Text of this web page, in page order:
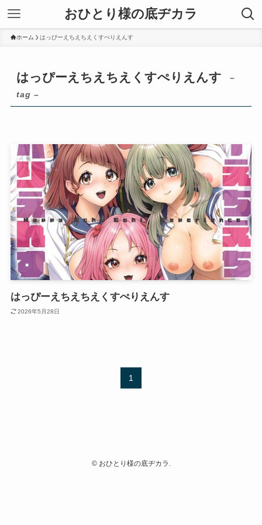
おひとり様の底ヂカラ
ホーム はっぴーえちえちえくすぺりえんす
はっぴーえちえちえくすぺりえんす
–
tag –
はっぴーえちえちえくすぺりえんす
2026年5月28日
1
©おひとり様の底ヂカラ.